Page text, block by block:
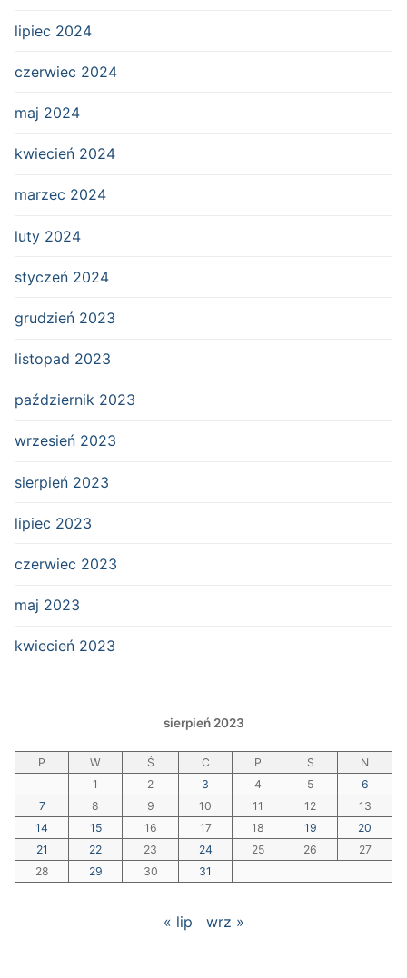
lipiec 2024
czerwiec 2024
maj 2024
kwiecień 2024
marzec 2024
luty 2024
styczeń 2024
grudzień 2023
listopad 2023
październik 2023
wrzesień 2023
sierpień 2023
lipiec 2023
czerwiec 2023
maj 2023
kwiecień 2023
sierpień 2023
P W Ś C P S
N
1
2 3 4 5
6
7
8 9 10 11 12
13
14
15 16 17 18 19
20
21
22 23 24 25 26
27
28
29 30 31
« lip wrz »